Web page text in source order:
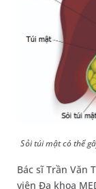
Sỏi túi mật có thể
Bác sĩ Trần Văn
viện Đa khoa